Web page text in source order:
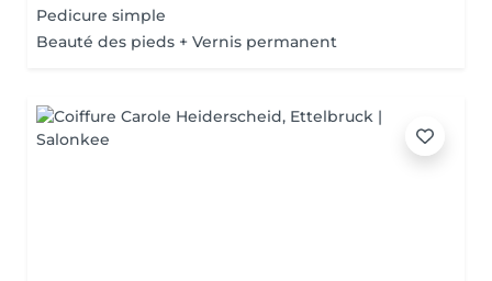
Pedicure simple
Beauté des pieds + Vernis permanent